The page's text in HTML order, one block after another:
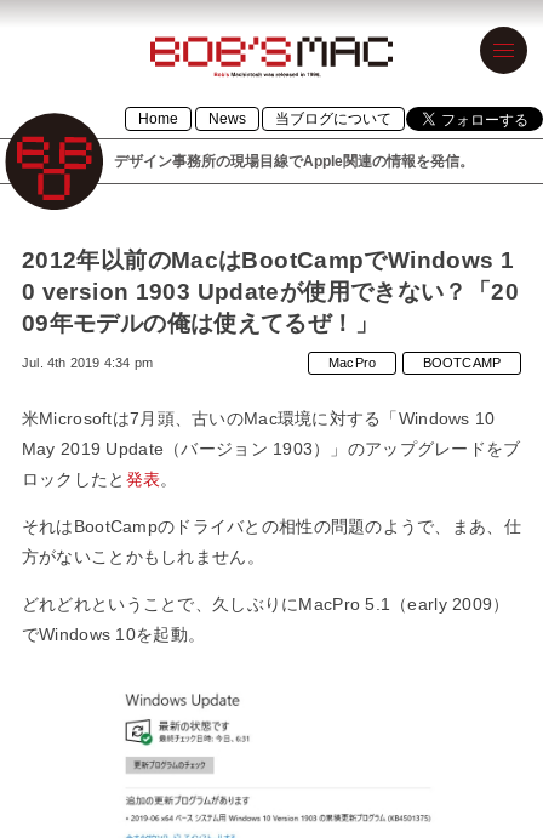
BOB’S MAC
ボブズマック
デザイン事務
でApple関連の
情報を発信。
1996年設立の
MACINTOSH」
が令和元年に
「BOB’S
MAC」として
復活！
Home News 当ブログについて
デザイン事務所の現場目線でApple関連の情報を発信。
2012年以前のMacはBootCampでWindows 1
0 version 1903 Updateが使用できない？「20
09年モデルの俺は使えてるぜ！」
Jul. 4th 2019 4:34 pm MacPro BOOTCAMP
米Microsoftは7月頭、古いのMac環境に対する「Windows 10
May 2019 Update（バージョン 1903）」のアップグレードをブ
ロックしたと 発表。
それはBootCampのドライバとの相性の問題のようで、まあ、仕
方がないことかもしれません。
どれどれということで、久しぶりにMacPro 5.1（early 2009）
でWindows 10を起動。